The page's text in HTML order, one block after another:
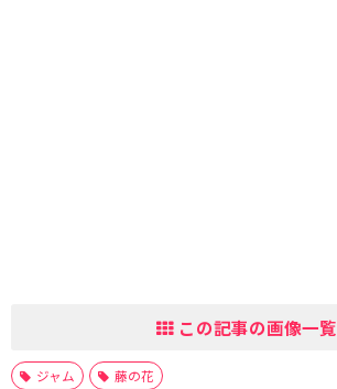
この記事の画像一覧
ジャム 藤の花